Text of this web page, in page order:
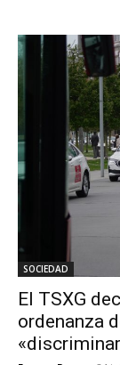
SOCIEDAD
El TSXG
ordenanza